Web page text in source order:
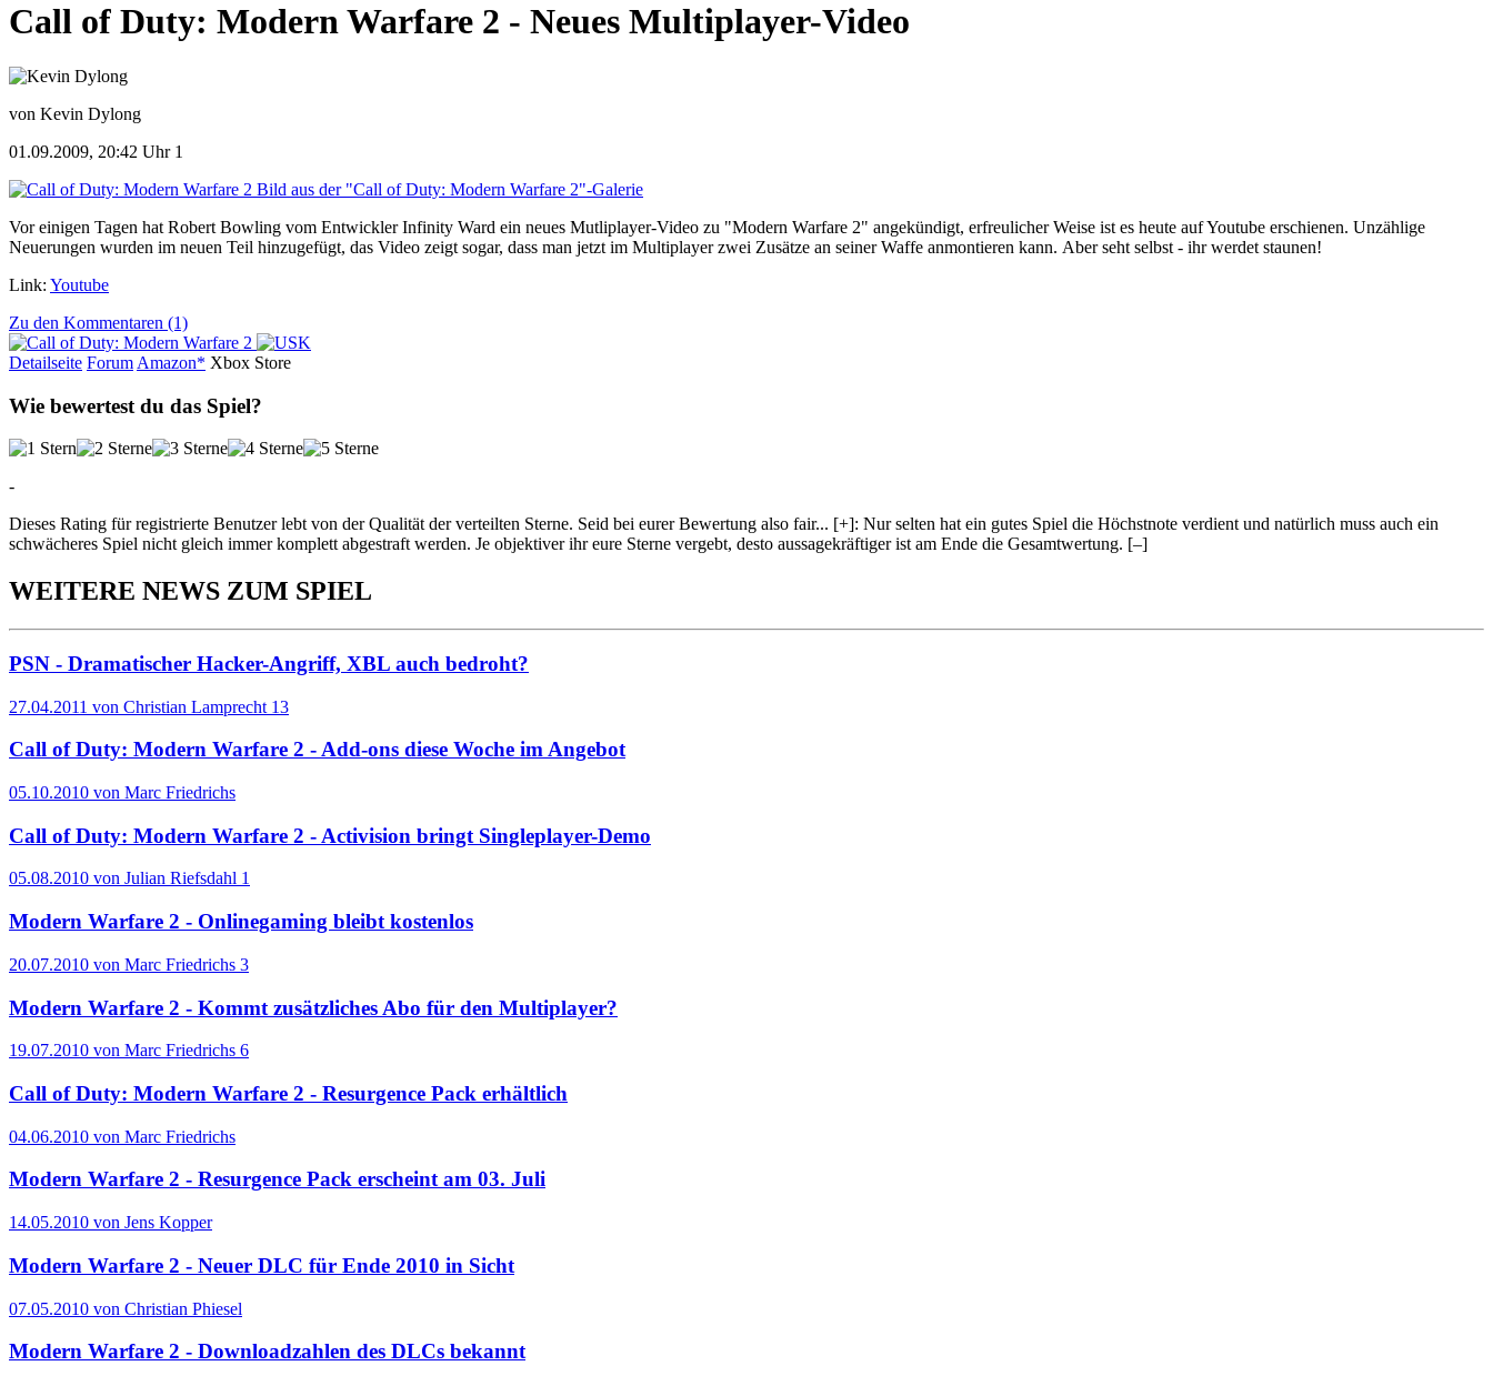
Call of Duty: Modern Warfare 2 - Neues Multiplayer-Video
von Kevin Dylong
01.09.2009, 20:42 Uhr1
Bild aus der "Call of Duty: Modern Warfare 2"-Galerie
Vor einigen Tagen hat Robert Bowling vom Entwickler Infinity Ward ein neues Mutliplayer-Video zu "Modern Warfare 2" angekündigt, erfreulicher Weise ist es heute auf Youtube erschienen. Unzählige
Neuerungen wurden im neuen Teil hinzugefügt, das Video zeigt sogar, dass man jetzt im Multiplayer zwei Zusätze an seiner Waffe anmontieren kann. Aber seht selbst - ihr werdet staunen!
Link: Youtube
Zu den Kommentaren (1)
Detailseite Forum Amazon* Xbox Store
Wie bewertest du das Spiel?
-
Dieses Rating für registrierte Benutzer lebt von der Qualität der verteilten Sterne. Seid bei eurer Bewertung also fair... [+]: Nur selten hat ein gutes Spiel die Höchstnote verdient und natürlich muss auch ein
schwächeres Spiel nicht gleich immer komplett abgestraft werden. Je objektiver ihr eure Sterne vergebt, desto aussagekräftiger ist am Ende die Gesamtwertung. [–]
WEITERE NEWS ZUM SPIEL
PSN - Dramatischer Hacker-Angriff, XBL auch bedroht?
27.04.2011 von Christian Lamprecht 13
Call of Duty: Modern Warfare 2 - Add-ons diese Woche im Angebot
05.10.2010 von Marc Friedrichs
Call of Duty: Modern Warfare 2 - Activision bringt Singleplayer-Demo
05.08.2010 von Julian Riefsdahl 1
Modern Warfare 2 - Onlinegaming bleibt kostenlos
20.07.2010 von Marc Friedrichs 3
Modern Warfare 2 - Kommt zusätzliches Abo für den Multiplayer?
19.07.2010 von Marc Friedrichs 6
Call of Duty: Modern Warfare 2 - Resurgence Pack erhältlich
04.06.2010 von Marc Friedrichs
Modern Warfare 2 - Resurgence Pack erscheint am 03. Juli
14.05.2010 von Jens Kopper
Modern Warfare 2 - Neuer DLC für Ende 2010 in Sicht
07.05.2010 von Christian Phiesel
Modern Warfare 2 - Downloadzahlen des DLCs bekannt